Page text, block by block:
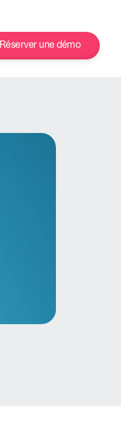
Réserver une démo